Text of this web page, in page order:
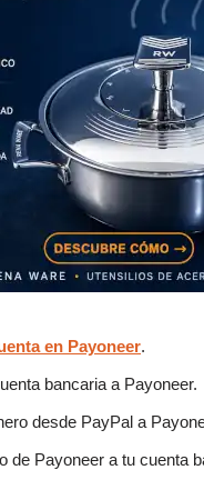
en Payoneer.
bancaria a Payoneer.
desde PayPal a
de Payoneer a tu cuenta